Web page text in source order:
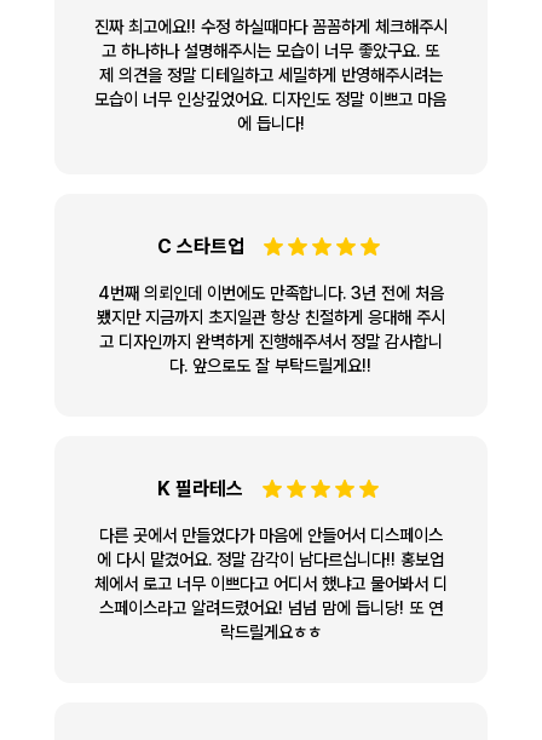
진짜 최고에요!! 수정 하실때마다 꼼꼼하게 체크해주시
고 하나하나 설명해주시는 모습이 너무 좋았구요. 또
제 의견을 정말 디테일하고 세밀하게 반영해주시려는
모습이 너무 인상깊었어요. 디자인도 정말 이쁘고 마음
에 듭니다!
C 스타트업
4번째 의뢰인데 이번에도 만족합니다. 3년 전에 처음
뵀지만 지금까지 초지일관 항상 친절하게 응대해 주시
고 디자인까지 완벽하게 진행해주셔서 정말 감사합니
다. 앞으로도 잘 부탁드릴게요!!
K 필라테스
다른 곳에서 만들었다가 마음에 안들어서 디스페이스
에 다시 맡겼어요. 정말 감각이 남다르십니다!! 홍보업
체에서 로고 너무 이쁘다고 어디서 했냐고 물어봐서 디
스페이스라고 알려드렸어요! 넘넘 맘에 듭니당! 또 연
락드릴게요ㅎㅎ